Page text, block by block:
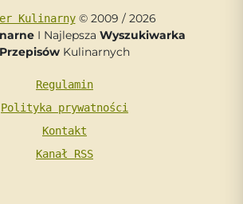
Kulinarny© 2009 / 2026
I Najlepsza Wyszukiwarka
Przepisów Kulinarnych
Regulamin
Polityka prywatności
Kontakt
Kanał RSS